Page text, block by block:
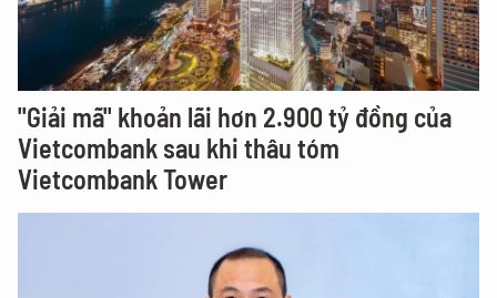
"Giải mã" khoản lãi hơn 2.900 tỷ đồng của
Vietcombank sau khi thâu tóm
Vietcombank Tower